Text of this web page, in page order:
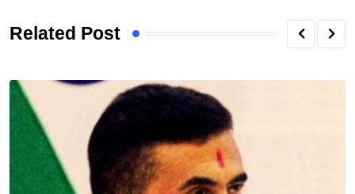
Related Post